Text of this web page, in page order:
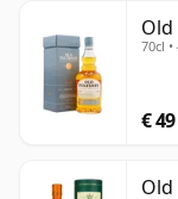
70cl •
€ 49